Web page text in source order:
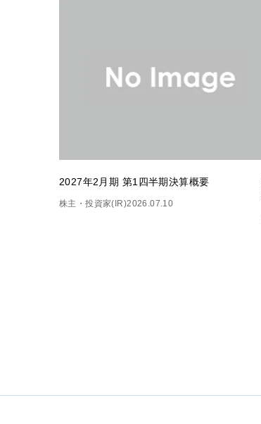
2027年2月期 第1四半期決算概要
株主・投資家(IR)2026.07.10